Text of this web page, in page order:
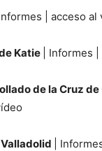
Informes | acceso al
Katie | Informes
de la Cruz
|